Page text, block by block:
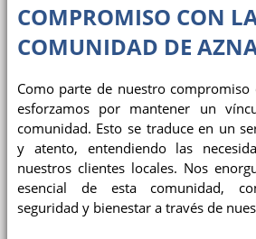
COMPROMISO CON
COMUNIDAD DE
Como parte de nuestro compromiso
esforzamos por mantener un
comunidad. Esto se traduce en un
y atento, entendiendo las
nuestros clientes locales. Nos
esencial de esta comunidad,
seguridad y bienestar a través de